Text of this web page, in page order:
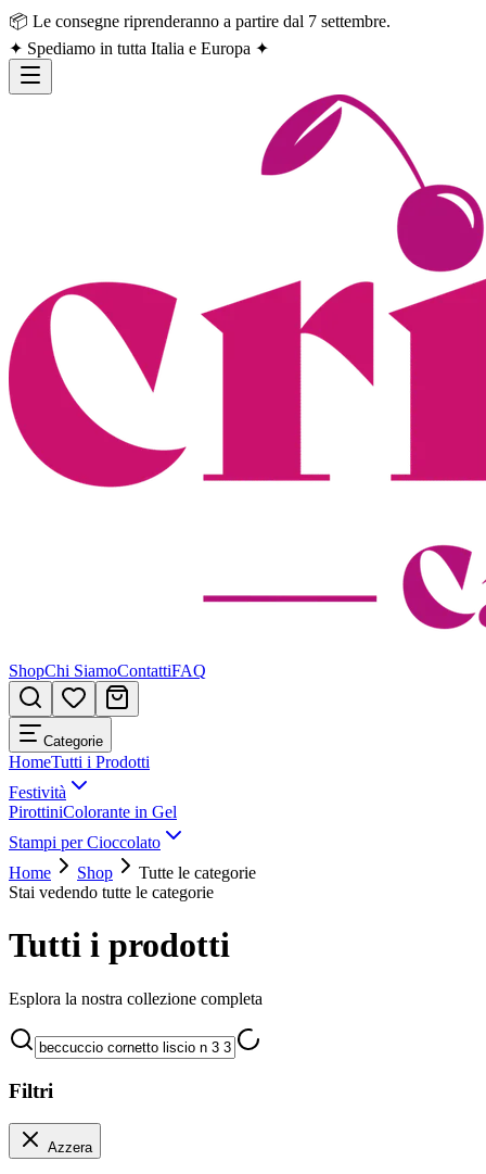
📦 Le consegne riprenderanno a partire dal 7 settembre.
✦ Spediamo in tutta Italia e Europa ✦
ShopChi SiamoContattiFAQ
Categorie
HomeTutti i Prodotti
Festività
PirottiniColorante in Gel
Stampi per Cioccolato
Home
Shop
Tutte le categorie
Stai vedendo tutte le categorie
Tutti i prodotti
Esplora la nostra collezione completa
Filtri
Azzera